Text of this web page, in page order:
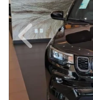
Previous